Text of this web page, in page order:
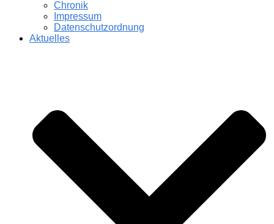
Chronik
Impressum
Datenschutzordnung
Aktuelles